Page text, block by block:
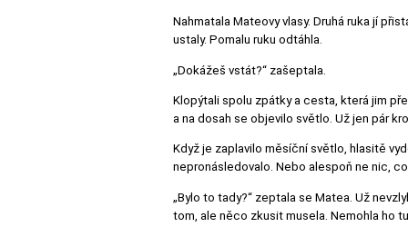
Nahmatala Mateovy vlasy. Druhá ruka jí
ustaly. Pomalu ruku odtáhla.
„Dokážeš vstát?“ zašeptala.
Klopýtali spolu zpátky a cesta, která jim
a na dosah se objevilo světlo. Už jen pár
Když je zaplavilo měsíční světlo, hlasitě
nepronásledovalo. Nebo alespoň ne nic,
„Bylo to tady?“ zeptala se Matea. Už
tom, ale něco zkusit musela. Nemohla ho